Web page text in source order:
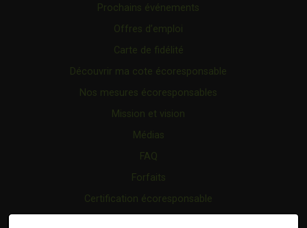
Prochains événements
Offres d’emploi
Carte de fidélité
Découvrir ma cote écoresponsable
Nos mesures écoresponsables
Mission et vision
Médias
FAQ
Forfaits
Certification écoresponsable